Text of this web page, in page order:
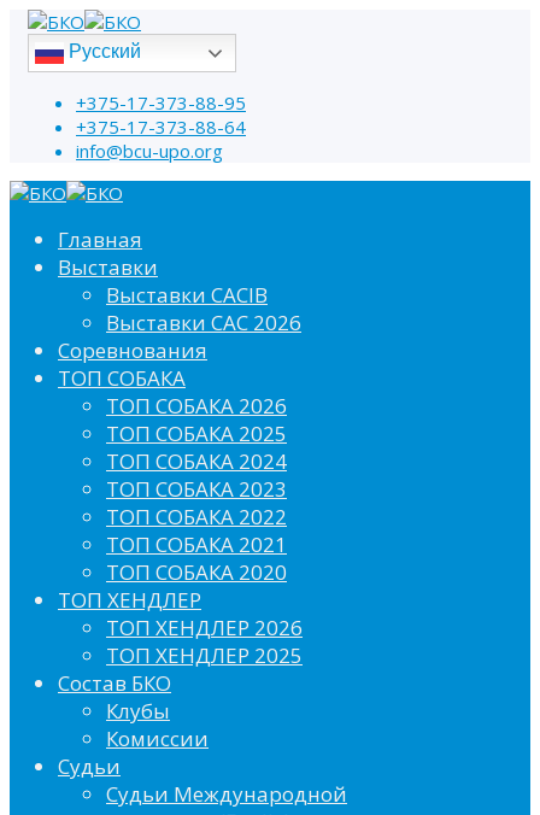
Русский
+375-17-373-88-95
+375-17-373-88-64
info@bcu-upo.org
Главная
Выставки
Выставки CACIB
Выставки САС 2026
Соревнования
ТОП СОБАКА
ТОП СОБАКА 2026
ТОП СОБАКА 2025
ТОП СОБАКА 2024
ТОП СОБАКА 2023
ТОП СОБАКА 2022
ТОП СОБАКА 2021
ТОП СОБАКА 2020
ТОП ХЕНДЛЕР
ТОП ХЕНДЛЕР 2026
ТОП ХЕНДЛЕР 2025
Состав БКО
Клубы
Комиссии
Судьи
Судьи Международной